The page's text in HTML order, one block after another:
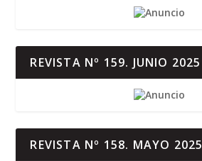
REVISTA Nº 159. JUNIO 2025
REVISTA Nº 158. MAYO 2025